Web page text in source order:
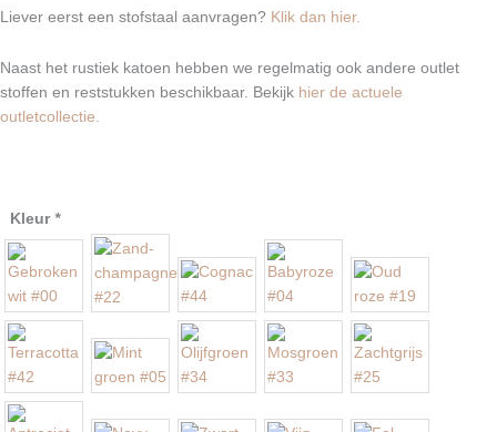
Liever eerst een stofstaal aanvragen? Klik dan hier.
Naast het rustiek katoen hebben we regelmatig ook andere outlet
stoffen en reststukken beschikbaar. Bekijk hier de actuele
outletcollectie.
Kleur *
Rustiek
katoen
Tafelkleden,
servetten
en
slingers
aantal